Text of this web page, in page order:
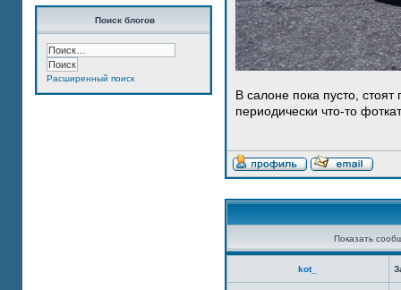
Поиск блогов
Расширенный поиск
В салоне пока пусто,
периодически что-то
Показать
kot_